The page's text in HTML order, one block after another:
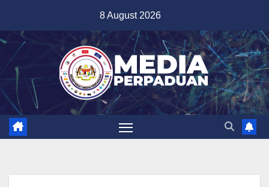
content
8 August 2026